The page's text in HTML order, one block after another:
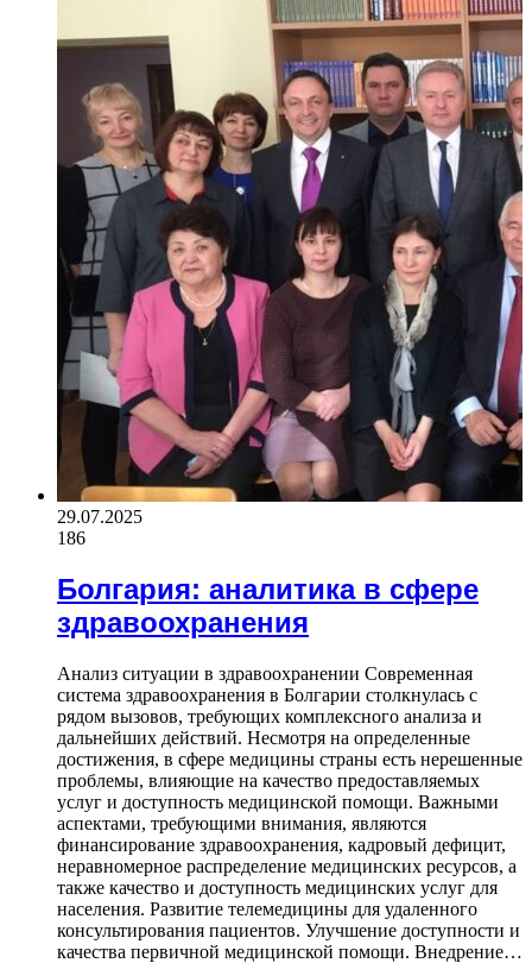
29.07.2025
186
Болгария: аналитика в сфере
здравоохранения
Анализ ситуации в здравоохранении Современная
система здравоохранения в Болгарии столкнулась с
рядом вызовов, требующих комплексного анализа и
дальнейших действий. Несмотря на определенные
достижения, в сфере медицины страны есть нерешенные
проблемы, влияющие на качество предоставляемых
услуг и доступность медицинской помощи. Важными
аспектами, требующими внимания, являются
финансирование здравоохранения, кадровый дефицит,
неравномерное распределение медицинских ресурсов, а
также качество и доступность медицинских услуг для
населения. Развитие телемедицины для удаленного
консультирования пациентов. Улучшение доступности и
качества первичной медицинской помощи. Внедрение…